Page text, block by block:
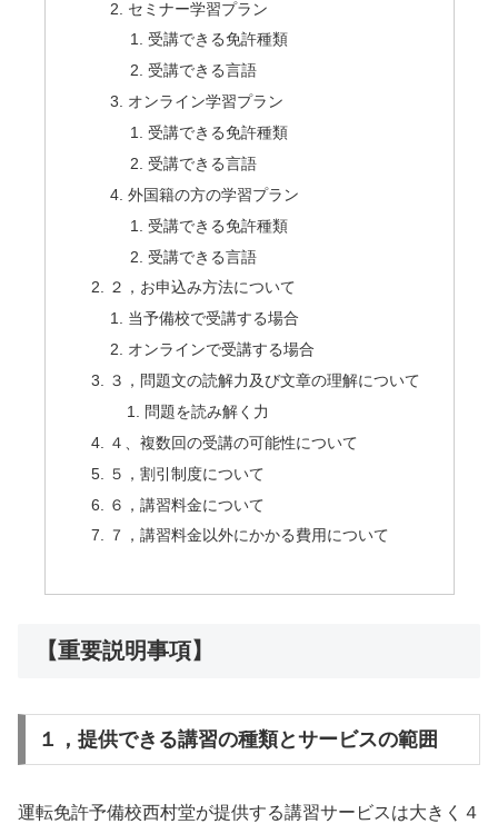
セミナー学習プラン
受講できる免許種類
受講できる言語
オンライン学習プラン
受講できる免許種類
受講できる言語
外国籍の方の学習プラン
受講できる免許種類
受講できる言語
２，お申込み方法について
当予備校で受講する場合
オンラインで受講する場合
３，問題文の読解力及び文章の理解について
問題を読み解く力
４、複数回の受講の可能性について
５，割引制度について
６，講習料金について
７，講習料金以外にかかる費用について
【重要説明事項】
１，提供できる講習の種類とサービスの範囲
運転免許予備校西村堂が提供する講習サービスは大きく４